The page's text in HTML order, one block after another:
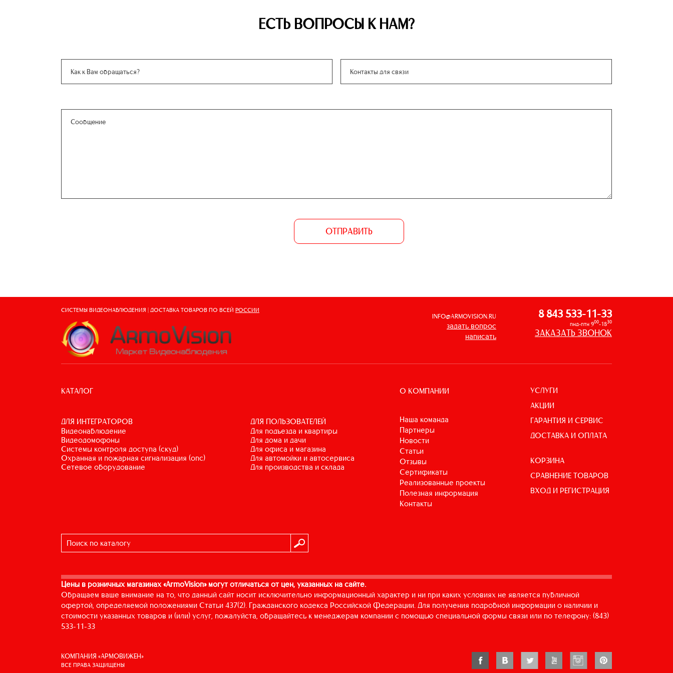
ЕСТЬ ВОПРОСЫ К НАМ?
ОТПРАВИТЬ
СИСТЕМЫ ВИДЕОНАБЛЮДЕНИЯ | ДОСТАВКА ТОВАРОВ ПО ВСЕЙ РОССИИ
INFO@ARMOVISION.RU
задать вопрос
написать
8 843 533-11-33
пнд-птн 900-1830
ЗАКАЗАТЬ ЗВОНОК
КАТАЛОГ
ДЛЯ ИНТЕГРАТОРОВ
видеонаблюдение
видеодомофоны
системы контроля доступа (скуд)
охранная и пожарная сигнализация (опс)
сетевое оборудование
ДЛЯ ПОЛЬЗОВАТЕЛЕЙ
для подъезда и квартиры
для дома и дачи
для офиса и магазина
для автомойки и автосервиса
для производства и склада
О КОМПАНИИ
Наша команда
Партнеры
Новости
Статьи
Отзывы
Сертификаты
Реализованные проекты
Полезная информация
Контакты
УСЛУГИ
АКЦИИ
ГАРАНТИЯ И СЕРВИС
ДОСТАВКА И ОПЛАТА
КОРЗИНА
СРАВНЕНИЕ ТОВАРОВ
ВХОД И РЕГИСТРАЦИЯ
Цены в розничных магазинах «ArmoVision» могут отличаться от цен, указанных на сайте.
Обращаем ваше внимание на то, что данный сайт носит исключительно информационный характер и ни при каких условиях не является публичной
офертой, определяемой положениями Статьи 437(2). Гражданского кодекса Российской Федерации. Для получения подробной информации о наличии и
стоимости указанных товаров и (или) услуг, пожалуйста, обращайтесь к менеджерам компании с помощью специальной формы связи или по телефону: (843)
533-11-33
КОМПАНИЯ «АРМОВИЖЕН»
ВСЕ ПРАВА ЗАЩИЩЕНЫ